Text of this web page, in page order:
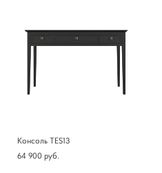
Консоль TES13
64 900 pуб.